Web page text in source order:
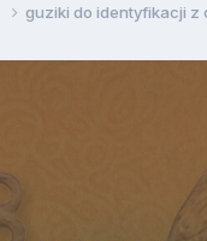
guziki do identyfikacji z